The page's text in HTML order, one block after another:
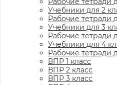
Учебники для 2
Рабочие тетради
Учебники для 3
Рабочие тетради
Учебники для 4
Рабочие тетради
ВПР 1 класс
ВПР 2 класс
ВПР 3 класс